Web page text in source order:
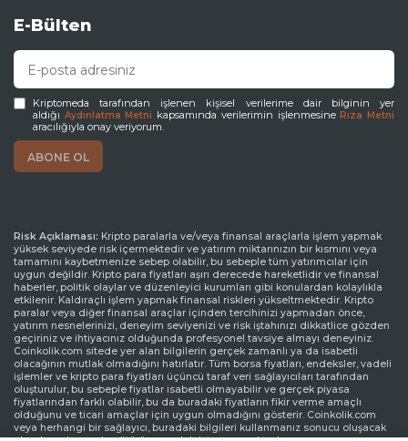
Kriptomeda tarafından işlenen kişisel verilerime dair bilginin yer
aldığı Aydınlatma Metni kapsamında verilerimin işlenmesineRıza Metni
aracılığıyla onay veriyorum.
yüksek seviyede risk içermektedir ve yatırım miktarınızın bir kısmını veya
tamamını kaybetmenize sebep olabilir, bu sebeple tüm yatırımcılar için
uygun değildir. Kripto para fiyatları aşırı derecede hareketlidir ve finansal
haberler, politik olaylar ve düzenleyici kurumları gibi konulardan kolaylıkla
etkilenir. Kaldıraçlı işlem yapmak finansal riskleri yükseltmektedir. Kripto
paralar veya diğer finansal araçlar içinden tercihinizi yapmadan önce,
yatırım nesnelerinizi, deneyim seviyenizi ve risk iştahınızı dikkatlice gözden
geçiriniz ve ihtiyacınız olduğunda profesyonel tavsiye almayı deneyiniz.
Coinkolik.com sitede yer alan bilgilerin gerçek zamanlı ya da isabetli
olacağının mutlak olmadığını hatırlatır. Tüm borsa fiyatları, endeksler, vadeli
işlemler ve kripto para fiyatları üçüncü taraf veri sağlayıcıları tarafından
oluşturulur, bu sebeple fiyatlar isabetli olmayabilir ve gerçek piyasa
fiyatlarından farklı olabilir, bu da buradaki fiyatların fikir verme amaçlı
olduğunu ve ticari amaçlar için uygun olmadığını gösterir. Coinkolik.com
veya herhangi bir sağlayıcı, buradaki bilgileri kullanmanız sonucu oluşacak
olası kayıplarınızdan ötürü sorumluluk taşımamaktadır.